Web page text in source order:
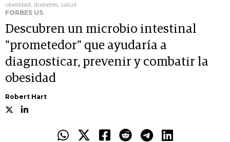
obesidad, diabetes, salud
FORBES US
Descubren un microbio intestinal
"prometedor" que ayudaría a
diagnosticar, prevenir y combatir la
obesidad
Robert Hart